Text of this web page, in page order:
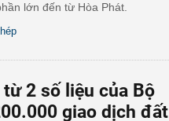
lớn đến từ Hòa Phát.
2 số liệu của Bộ
giao dịch đất